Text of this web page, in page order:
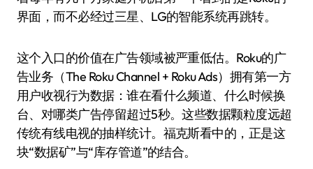
界面，而不必经过三星、LG的智能系统再跳转。
这个入口的价值在广告领域被严重低估。Roku的广
告业务（The Roku Channel + Roku Ads）拥有第一方
用户收视行为数据：谁在看什么频道、什么时候换
台、对哪类广告停留超过5秒。这些数据颗粒度远超
传统有线电视的抽样统计。福克斯看中的，正是这
块“数据矿”与“库存管道”的结合。